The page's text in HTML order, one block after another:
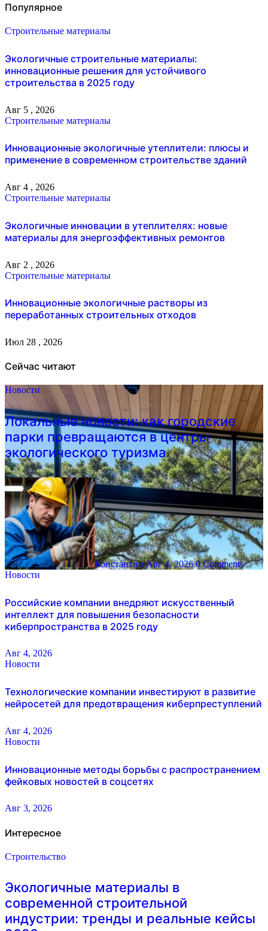
Популярное
Строительные материалы
Экологичные строительные материалы:
инновационные решения для устойчивого
строительства в 2025 году
Авг 5 , 2026
Строительные материалы
Инновационные экологичные утеплители: плюсы и
применение в современном строительстве зданий
Авг 4 , 2026
Строительные материалы
Экологичные инновации в утеплителях: новые
материалы для энергоэффективных ремонтов
Авг 2 , 2026
Строительные материалы
Инновационные экологичные растворы из
переработанных строительных отходов
Июл 28 , 2026
Сейчас читают
Новости
Локальные новости: как городские
парки превращаются в центры
экологического туризма
КонстантинАвг 4, 2026 0 Comments
Новости
Российские компании внедряют искусственный
интеллект для повышения безопасности
киберпространства в 2025 году
Авг 4, 2026
Новости
Технологические компании инвестируют в развитие
нейросетей для предотвращения киберпреступлений
Авг 4, 2026
Новости
Инновационные методы борьбы с распространением
фейковых новостей в соцсетях
Авг 3, 2026
Интересное
Строительство
Экологичные материалы в
современной строительной
индустрии: тренды и реальные кейсы